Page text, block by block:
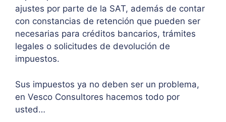
ajustes por parte de la SAT, además de contar
con constancias de retención que pueden ser
necesarias para créditos bancarios, trámites
legales o solicitudes de devolución de
impuestos.
Sus impuestos ya no deben ser un problema,
en Vesco Consultores hacemos todo por
usted…